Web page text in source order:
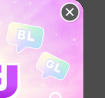
ารด้วยค่ะ